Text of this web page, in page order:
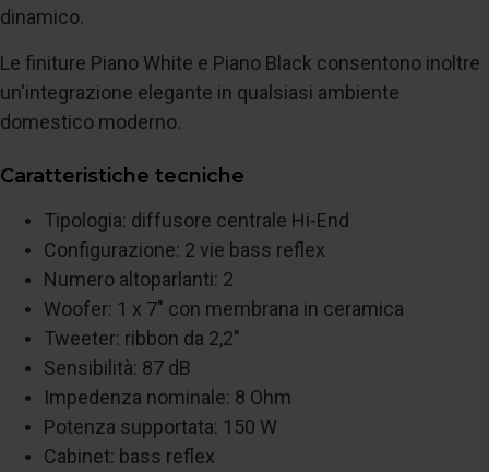
dinamico.
Le finiture Piano White e Piano Black consentono inoltre
un'integrazione elegante in qualsiasi ambiente
domestico moderno.
Caratteristiche tecniche
Tipologia: diffusore centrale Hi-End
Configurazione: 2 vie bass reflex
Numero altoparlanti: 2
Woofer: 1 x 7" con membrana in ceramica
Tweeter: ribbon da 2,2"
Sensibilità: 87 dB
Impedenza nominale: 8 Ohm
Potenza supportata: 150 W
Cabinet: bass reflex